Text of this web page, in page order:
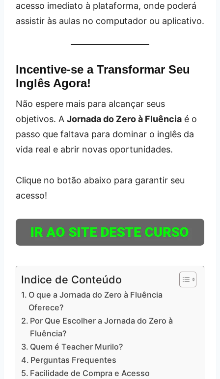
acesso imediato à plataforma, onde poderá
assistir às aulas no computador ou aplicativo.
Incentive-se a Transformar Seu
Inglês Agora!
Não espere mais para alcançar seus
objetivos. A Jornada do Zero à Fluência é o
passo que faltava para dominar o inglês da
vida real e abrir novas oportunidades.
Clique no botão abaixo para garantir seu
acesso!
Indice de Conteúdo
O que a Jornada do Zero à Fluência
Oferece?
Por Que Escolher a Jornada do Zero à
Fluência?
Quem é Teacher Murilo?
Perguntas Frequentes
Facilidade de Compra e Acesso